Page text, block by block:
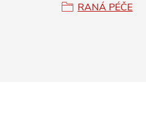
RANÁ PÉČE